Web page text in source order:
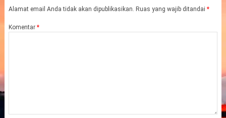
Alamat email Anda tidak akan dipublikasikan. Ruas yang wajib ditandai *
Komentar *